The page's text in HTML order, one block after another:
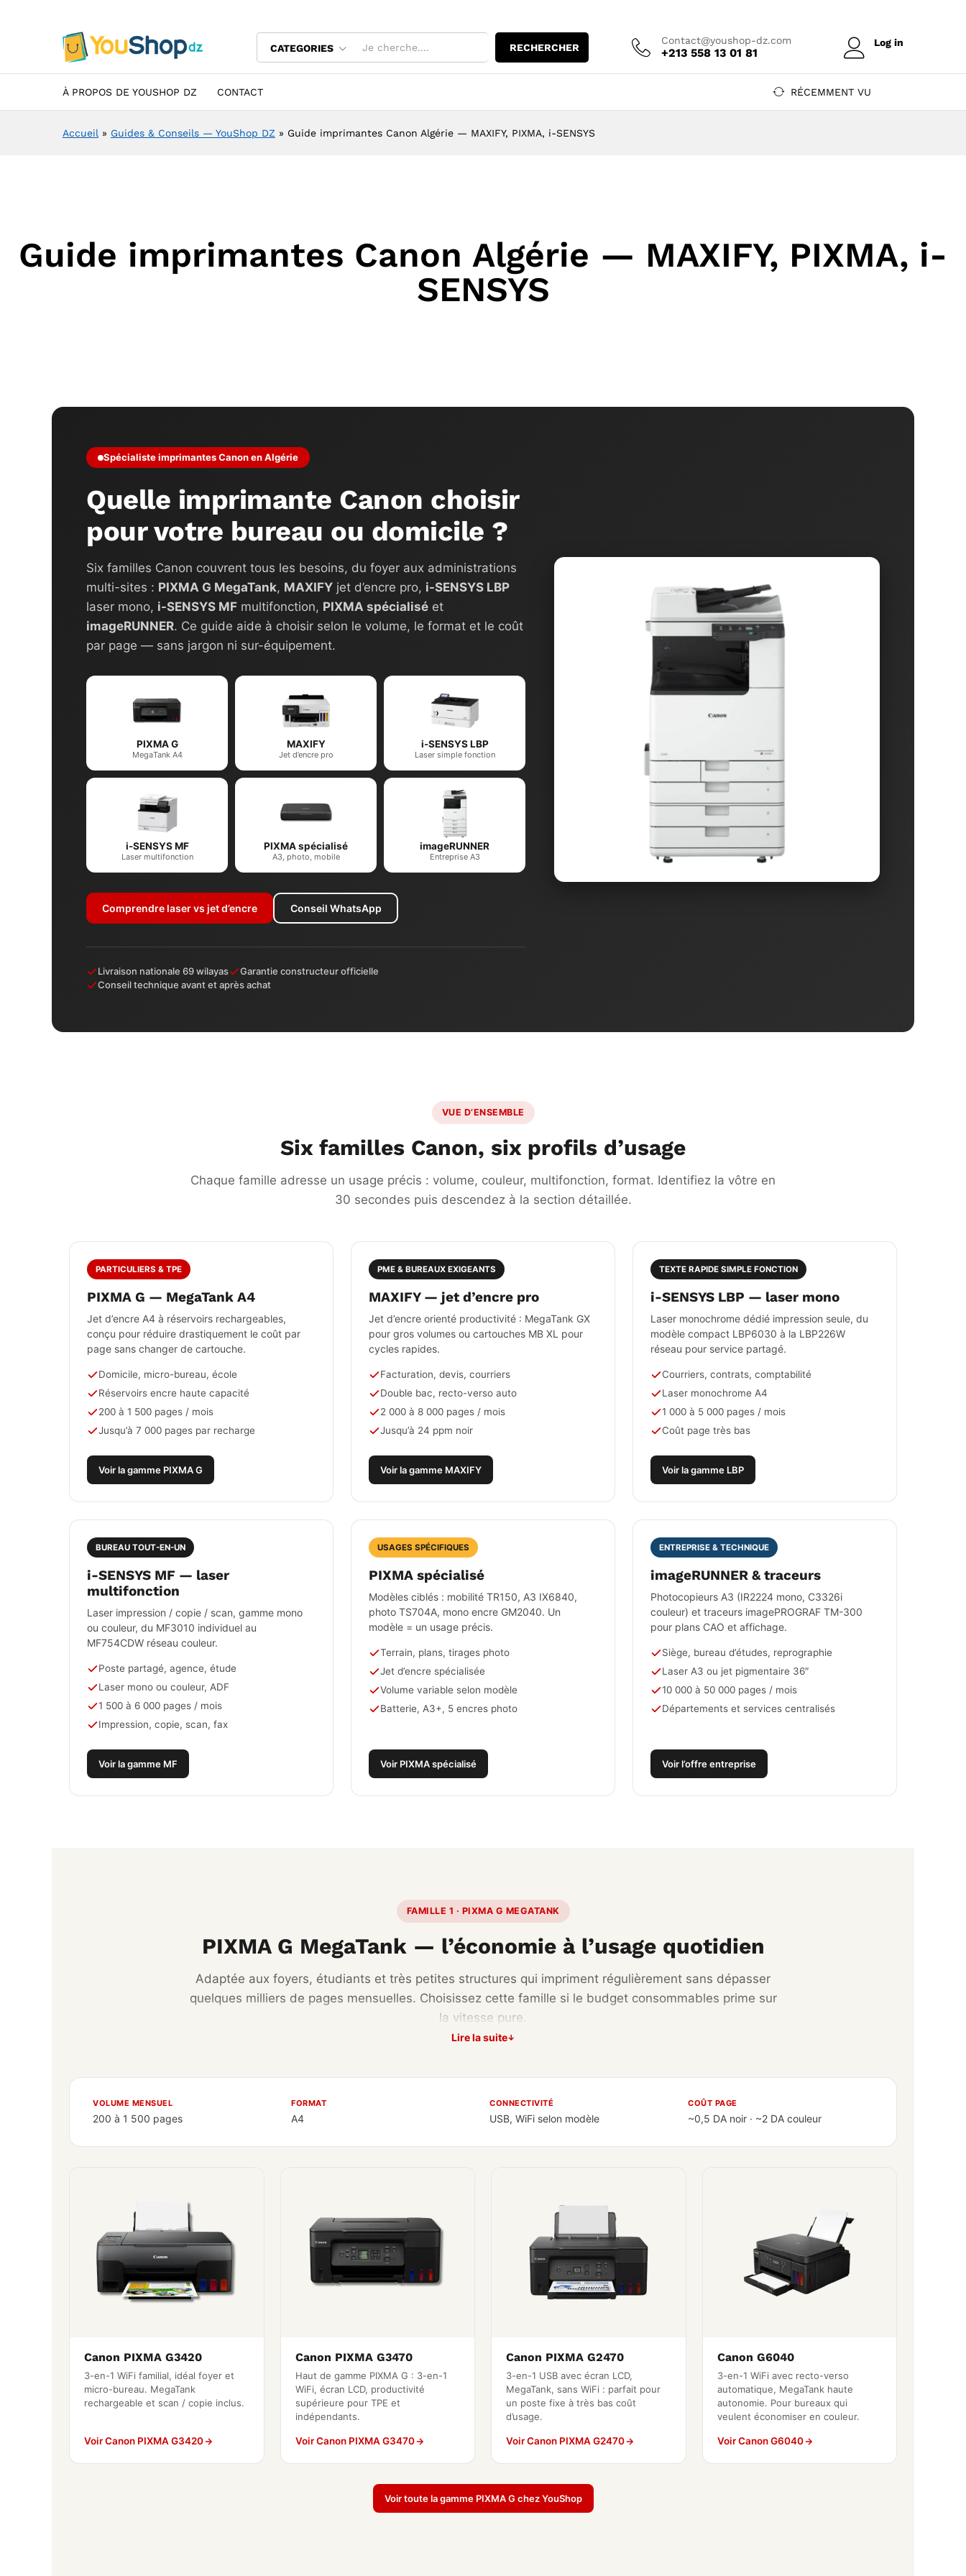
CATEGORIES RECHERCHER
Contact@youshop-dz.com
+213 558 13 01 81
Log in
À PROPOS DE YOUSHOP DZ CONTACT RÉCEMMENT VU
Accueil » Guides & Conseils — YouShop DZ » Guide imprimantes Canon Algérie — MAXIFY, PIXMA, i-SENSYS
Guide imprimantes Canon Algérie — MAXIFY, PIXMA, i-
SENSYS
Spécialiste imprimantes Canon en Algérie
Quelle imprimante Canon choisir
pour votre bureau ou domicile ?
Six familles Canon couvrent tous les besoins, du foyer aux administrations
multi-sites : PIXMA G MegaTank, MAXIFY jet d’encre pro, i-SENSYS LBP
laser mono, i-SENSYS MF multifonction, PIXMA spécialisé et
imageRUNNER. Ce guide aide à choisir selon le volume, le format et le coût
par page — sans jargon ni sur-équipement.
PIXMA G
MegaTank A4
MAXIFY
Jet d’encre pro
i-SENSYS LBP
Laser simple fonction
i-SENSYS MF
Laser multifonction
PIXMA spécialisé
A3, photo, mobile
imageRUNNER
Entreprise A3
Comprendre laser vs jet d’encre Conseil WhatsApp
Livraison nationale 69 wilayas
Garantie constructeur officielle
Conseil technique avant et après achat
VUE D’ENSEMBLE
Six familles Canon, six profils d’usage
Chaque famille adresse un usage précis : volume, couleur, multifonction, format. Identifiez la vôtre en
30 secondes puis descendez à la section détaillée.
PARTICULIERS & TPE
PIXMA G — MegaTank A4
Jet d’encre A4 à réservoirs rechargeables,
conçu pour réduire drastiquement le coût par
page sans changer de cartouche.
Domicile, micro-bureau, école
Réservoirs encre haute capacité
200 à 1 500 pages / mois
Jusqu’à 7 000 pages par recharge
Voir la gamme PIXMA G
PME & BUREAUX EXIGEANTS
MAXIFY — jet d’encre pro
Jet d’encre orienté productivité : MegaTank GX
pour gros volumes ou cartouches MB XL pour
cycles rapides.
Facturation, devis, courriers
Double bac, recto-verso auto
2 000 à 8 000 pages / mois
Jusqu’à 24 ppm noir
Voir la gamme MAXIFY
TEXTE RAPIDE SIMPLE FONCTION
i-SENSYS LBP — laser mono
Laser monochrome dédié impression seule, du
modèle compact LBP6030 à la LBP226W
réseau pour service partagé.
Courriers, contrats, comptabilité
Laser monochrome A4
1 000 à 5 000 pages / mois
Coût page très bas
Voir la gamme LBP
BUREAU TOUT-EN-UN
i-SENSYS MF — laser
multifonction
Laser impression / copie / scan, gamme mono
ou couleur, du MF3010 individuel au
MF754CDW réseau couleur.
Poste partagé, agence, étude
Laser mono ou couleur, ADF
1 500 à 6 000 pages / mois
Impression, copie, scan, fax
Voir la gamme MF
USAGES SPÉCIFIQUES
PIXMA spécialisé
Modèles ciblés : mobilité TR150, A3 IX6840,
photo TS704A, mono encre GM2040. Un
modèle = un usage précis.
Terrain, plans, tirages photo
Jet d’encre spécialisée
Volume variable selon modèle
Batterie, A3+, 5 encres photo
Voir PIXMA spécialisé
ENTREPRISE & TECHNIQUE
imageRUNNER & traceurs
Photocopieurs A3 (IR2224 mono, C3326i
couleur) et traceurs imagePROGRAF TM-300
pour plans CAO et affichage.
Siège, bureau d’études, reprographie
Laser A3 ou jet pigmentaire 36″
10 000 à 50 000 pages / mois
Départements et services centralisés
Voir l’offre entreprise
FAMILLE 1 · PIXMA G MEGATANK
PIXMA G MegaTank — l’économie à l’usage quotidien
Adaptée aux foyers, étudiants et très petites structures qui impriment régulièrement sans dépasser
quelques milliers de pages mensuelles. Choisissez cette famille si le budget consommables prime sur
la vitesse pure.
Lire la suite
VOLUME MENSUEL
200 à 1 500 pages
FORMAT
A4
CONNECTIVITÉ
USB, WiFi selon modèle
COÛT PAGE
~0,5 DA noir · ~2 DA couleur
Canon PIXMA G3420
3-en-1 WiFi familial, idéal foyer et
micro-bureau. MegaTank
rechargeable et scan / copie inclus.
Voir Canon PIXMA G3420
Canon PIXMA G3470
Haut de gamme PIXMA G : 3-en-1
WiFi, écran LCD, productivité
supérieure pour TPE et
indépendants.
Voir Canon PIXMA G3470
Canon PIXMA G2470
3-en-1 USB avec écran LCD,
MegaTank, sans WiFi : parfait pour
un poste fixe à très bas coût
d’usage.
Voir Canon PIXMA G2470
Canon G6040
3-en-1 WiFi avec recto-verso
automatique, MegaTank haute
autonomie. Pour bureaux qui
veulent économiser en couleur.
Voir Canon G6040
Voir toute la gamme PIXMA G chez YouShop